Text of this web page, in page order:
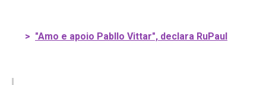
> "Amo e apoio Pabllo Vittar", declara RuPaul